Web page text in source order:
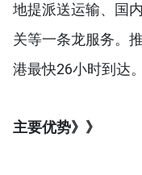
地提派送运输、国
关等一条龙服务。
港最快26小时到达。
主要优势》》